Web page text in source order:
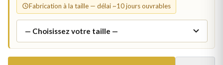
Fabrication à la taille — délai ~10 jours ouvrables